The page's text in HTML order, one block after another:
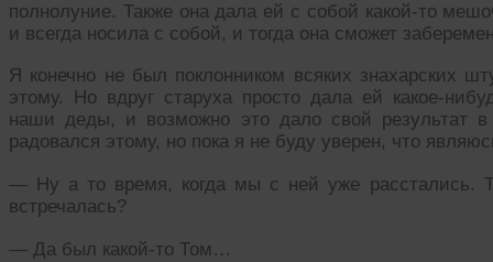
полнолуние. Также она дала ей с собой какой-то
и всегда носила с собой, и тогда она сможет
Я конечно не был поклонником всяких знахарских
этому. Но вдруг старуха просто дала ей какое-
наши деды, и возможно это дало свой результат
радовался этому, но пока я не буду уверен, что
— Ну а то время, когда мы с ней уже расстались.
встречалась?
— Да был какой-то Том…